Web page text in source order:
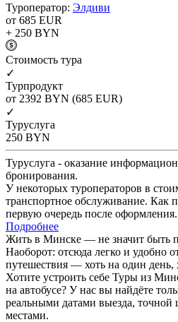
Туроператор: Элдиви
от 685 EUR
+ 250 BYN
Cтоимость тура
✓
Турпродукт
от 2392 BYN (685 EUR)
✓
Туруслуга
250 BYN
Туруслуга - оказание
бронирования.
У некоторых туроператоров в
транспортное обслуживание. Как
первую очередь после оформления.
Подробнее
Жить в Минске — не значит быть
Наоборот: отсюда легко и удобно
путешествия — хоть на один день,
Хотите устроить себе Туры из
на автобусе? У нас вы найдёте
реальными датами выезда,
местами.